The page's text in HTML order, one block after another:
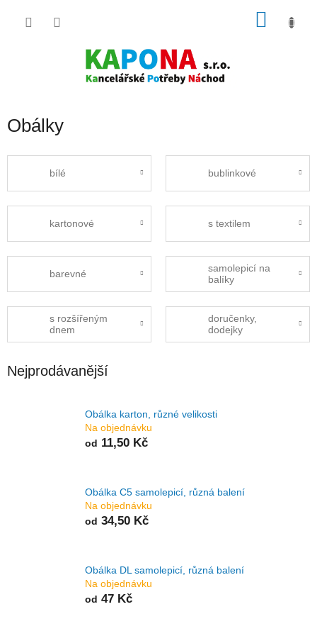
Obálky
bílé bublinkové
kartonové s textilem
barevné
samolepicí na
balíky
s rozšířeným
dnem
doručenky,
dodejky
Nejprodávanější
Obálka karton, různé velikosti
Na objednávku
od 11,50 Kč
Obálka C5 samolepicí, různá balení
Na objednávku
od 34,50 Kč
Obálka DL samolepicí, různá balení
Na objednávku
od 47 Kč